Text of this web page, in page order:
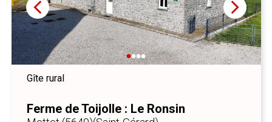
Gîte rural
Ferme de Toijolle : Le Ronsin